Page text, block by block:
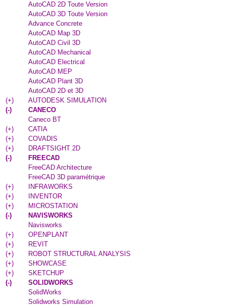
AutoCAD 2D Toute Version
AutoCAD 3D Toute Version
Advance Concrete
AutoCAD Map 3D
AutoCAD Civil 3D
AutoCAD Mechanical
AutoCAD Electrical
AutoCAD MEP
AutoCAD Plant 3D
AutoCAD 2D et 3D
(+)
AUTODESK SIMULATION
(-)
CANECO
Caneco BT
(+)
CATIA
(+)
COVADIS
(+)
DRAFTSIGHT 2D
(-)
FREECAD
FreeCAD Architecture
FreeCAD 3D paramétrique
(+)
INFRAWORKS
(+)
INVENTOR
(+)
MICROSTATION
(-)
NAVISWORKS
Navisworks
(+)
OPENPLANT
(+)
REVIT
(+)
ROBOT STRUCTURAL ANALYSIS
(+)
SHOWCASE
(+)
SKETCHUP
(-)
SOLIDWORKS
SolidWorks
Solidworks Simulation